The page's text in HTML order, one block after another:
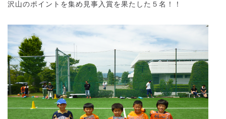
沢山のポイントを集め見事入賞を果たした５名！！